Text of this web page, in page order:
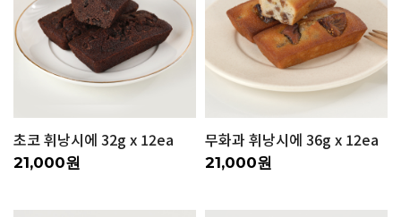
초코 휘낭시에 32g x 12ea
21,000원
무화과 휘낭시에 36g x 12ea
21,000원